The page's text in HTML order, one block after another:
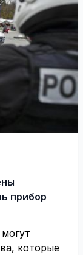
прибор
которые